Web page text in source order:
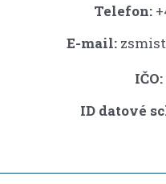
Telefon:
E-mail:
IČO:
ID datové